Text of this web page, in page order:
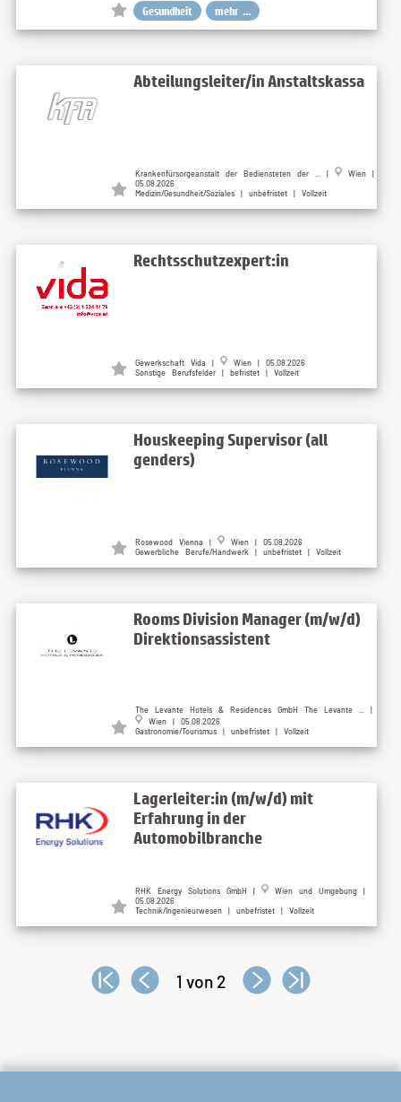
Gesundheit mehr ...
Abteilungsleiter/in Anstaltskassa
Krankenfürsorgeanstalt der Bediensteten der ... |
Wien |
05.08.2026
Medizin/Gesundheit/Soziales | unbefristet | Vollzeit
Rechtsschutzexpert:in
Gewerkschaft Vida |
Wien | 05.08.2026
Sonstige Berufsfelder | befristet | Vollzeit
Houskeeping Supervisor (all
genders)
Rosewood Vienna |
Wien | 05.08.2026
Gewerbliche Berufe/Handwerk | unbefristet | Vollzeit
Rooms Division Manager (m/w/d)
Direktionsassistent
The Levante Hotels & Residences GmbH The Levante ... |
Wien | 05.08.2026
Gastronomie/Tourismus | unbefristet | Vollzeit
Lagerleiter:in (m/w/d) mit
Erfahrung in der
Automobilbranche
RHK Energy Solutions GmbH |
Wien und Umgebung |
05.08.2026
Technik/Ingenieurwesen | unbefristet | Vollzeit
1 von 2